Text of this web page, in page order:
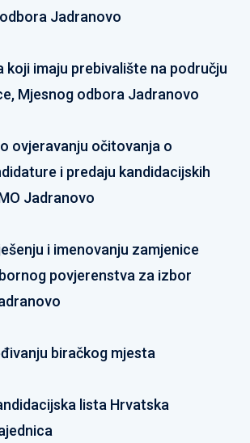
Jadranovo
koji imaju prebivalište na području
Mjesnog odbora Jadranovo
ovjeravanju očitovanja o
i predaju kandidacijskih
Jadranovo
i imenovanju zamjenice
povjerenstva za izbor
biračkog mjesta
lista Hrvatska